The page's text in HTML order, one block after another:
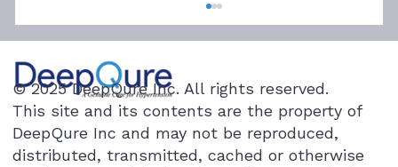
Procedure Opens New Path for Severe
Hypertension
"I stared at the numbers for a long time,
thinking I must have misread them." This
was the text message a medical team at
Seoul National University Hospital recently
received from a patient in their 5
© 2025 DeepQure Inc. All rights reserved.
This site and its contents are the property of
DeepQure Inc and may not be reproduced,
distributed, transmitted, cached or otherwise